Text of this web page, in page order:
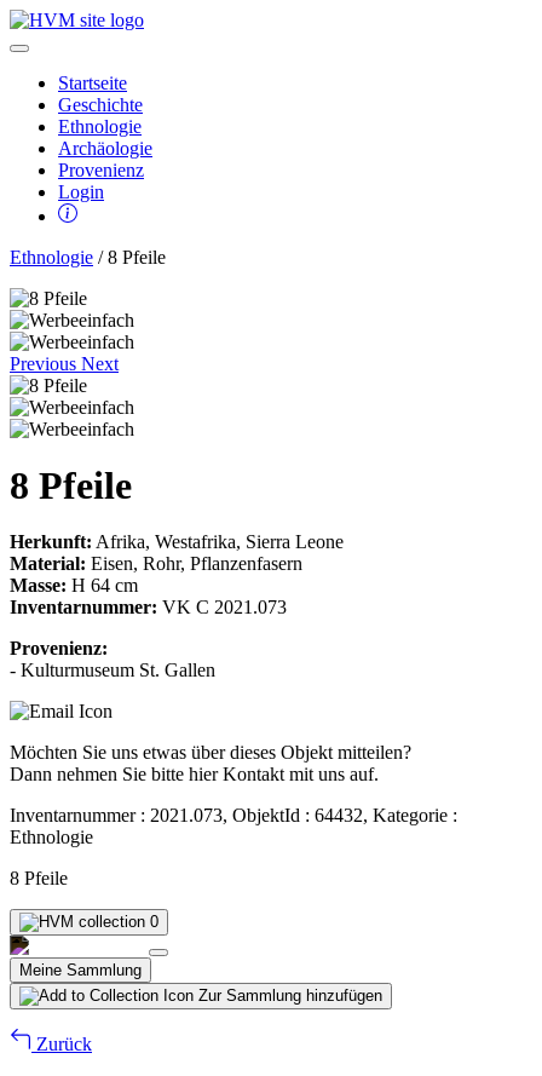
Startseite
Geschichte
Ethnologie
Archäologie
Provenienz
Login
Ethnologie / 8 Pfeile
Previous Next
8 Pfeile
Herkunft: Afrika, Westafrika, Sierra Leone
Material: Eisen, Rohr, Pflanzenfasern
Masse: H 64 cm
Inventarnummer: VK C 2021.073
Provenienz:
- Kulturmuseum St. Gallen
Möchten Sie uns etwas über dieses Objekt mitteilen?
Dann nehmen Sie bitte hier Kontakt mit uns auf.
Inventarnummer : 2021.073, ObjektId : 64432, Kategorie :
Ethnologie
8 Pfeile
0
Meine Sammlung
Zur Sammlung hinzufügen
Zurück